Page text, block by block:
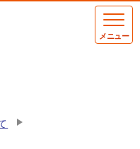
メニュー